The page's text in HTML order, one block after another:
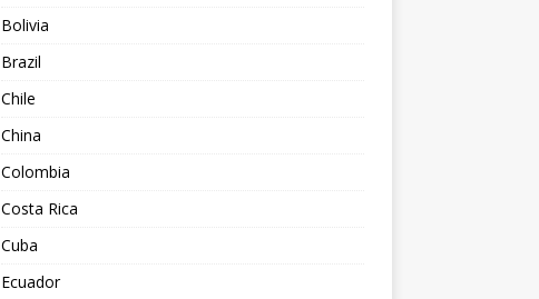
Bolivia
Brazil
Chile
China
Colombia
Costa Rica
Cuba
Ecuador